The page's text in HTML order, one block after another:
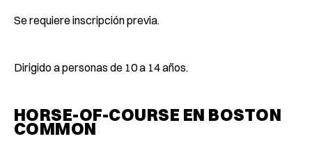
Se requiere inscripción previa.
Dirigido a personas de 10 a 14 años.
HORSE-OF-COURSE EN BOSTON
COMMON